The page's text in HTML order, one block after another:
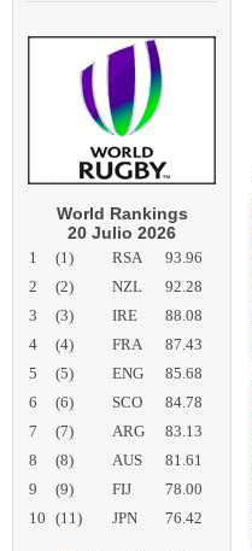
World Rankings
20 Julio 2026
1 (1) RSA
93.96
2
(2) NZL
92.28
3
(3) IRE
88.08
4
(4) FRA
87.43
5
(5) ENG
85.68
6
(6) SCO
84.78
7
(7) ARG
83.13
8
(8) AUS
81.61
9
(9) FIJ
78.00
10 (11) JPN 76.42